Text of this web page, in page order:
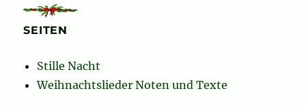
SEITEN
Stille Nacht
Weihnachtslieder Noten und Texte